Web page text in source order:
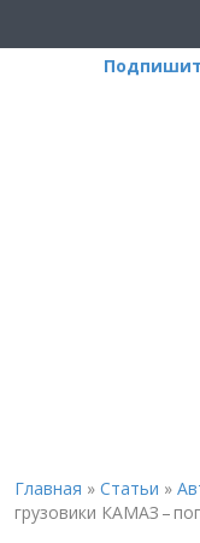
Главная » Статьи »
грузовики КАМАЗ –